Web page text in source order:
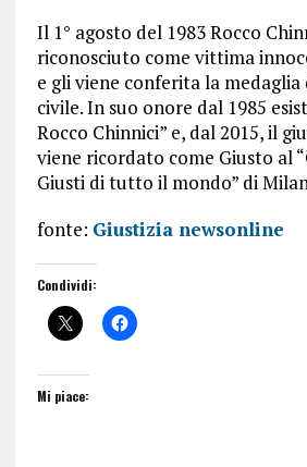
Il 1° agosto del 1983 Rocco
riconosciuto come vittima
e gli viene conferita la medaglia
civile. In suo onore dal 1985
Rocco Chinnici” e, dal 2015, il
viene ricordato come Giusto al
Giusti di tutto il mondo” di
fonte: Giustizia newsonline
Condividi:
Mi piace: